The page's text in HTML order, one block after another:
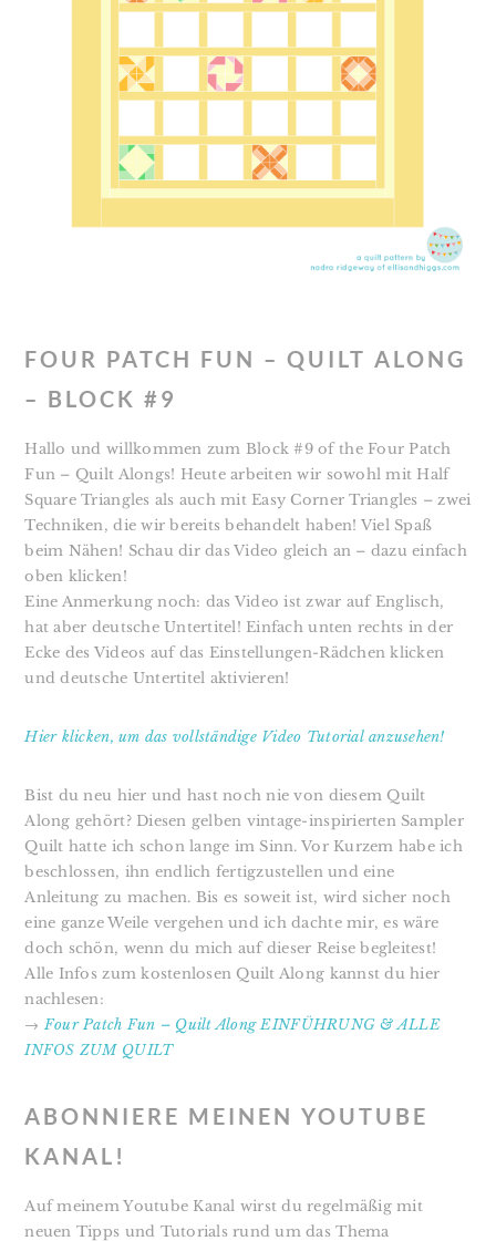
FOUR PATCH FUN – QUILT ALONG
– BLOCK #9
Hallo und willkommen zum Block #9 of the Four Patch
Fun – Quilt Alongs! Heute arbeiten wir sowohl mit Half
Square Triangles als auch mit Easy Corner Triangles – zwei
Techniken, die wir bereits behandelt haben! Viel Spaß
beim Nähen! Schau dir das Video gleich an – dazu einfach
oben klicken!
Eine Anmerkung noch: das Video ist zwar auf Englisch,
hat aber deutsche Untertitel! Einfach unten rechts in der
Ecke des Videos auf das Einstellungen-Rädchen klicken
und deutsche Untertitel aktivieren!
Hier klicken, um das vollständige Video Tutorial anzusehen!
Bist du neu hier und hast noch nie von diesem Quilt
Along gehört? Diesen gelben vintage-inspirierten Sampler
Quilt hatte ich schon lange im Sinn. Vor Kurzem habe ich
beschlossen, ihn endlich fertigzustellen und eine
Anleitung zu machen. Bis es soweit ist, wird sicher noch
eine ganze Weile vergehen und ich dachte mir, es wäre
doch schön, wenn du mich auf dieser Reise begleitest!
Alle Infos zum kostenlosen Quilt Along kannst du hier
nachlesen:
→ Four Patch Fun – Quilt Along EINFÜHRUNG & ALLE
INFOS ZUM QUILT
ABONNIERE MEINEN YOUTUBE
KANAL!
Auf meinem Youtube Kanal wirst du regelmäßig mit
neuen Tipps und Tutorials rund um das Thema